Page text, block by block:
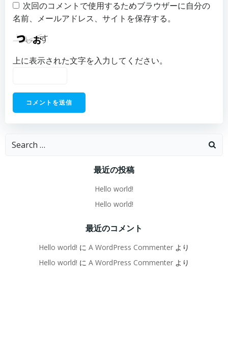
次回のコメントで使用するためブラウザーに自分の
名前、メールアドレス、サイトを保存する。
上に表示された文字を入力してください。
Search
最近の投稿
Hello world!
Hello world!
最近のコメント
Hello world! に A WordPress Commenter より
Hello world! に A WordPress Commenter より